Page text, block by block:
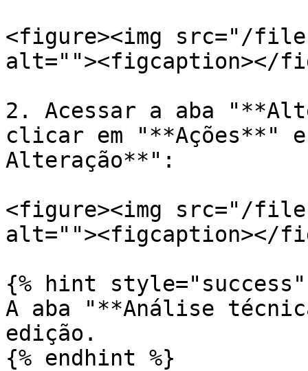
<figure><img src="/files/
alt=""><figcaption></
2. Acessar a aba
clicar em "**Ações**"
Alteração**":
<figure><img src="/
alt=""><figcaption></
{% hint style="success"
A aba "**Análise
edição.
{% endhint %}